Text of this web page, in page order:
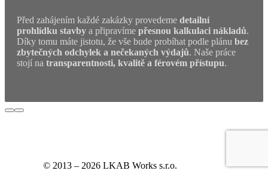
Před zahájením každé zakázky provedeme detailní
prohlídku stavby a připravíme přesnou kalkulaci nákladů.
Díky tomu máte jistotu, že vše bude probíhat podle plánu bez
zbytečných odchylek a nečekaných výdajů. Naše práce
stojí na transparentnosti, kvalitě a férovém přístupu.
© 2013 – 2026 LKAB Works s.r.o.